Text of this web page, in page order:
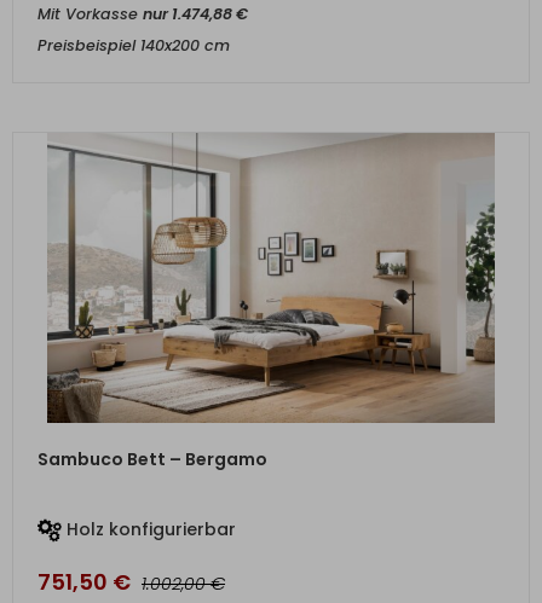
Mit Vorkasse nur1.474,88€
Preisbeispiel 140x200 cm
Sambuco Bett – Bergamo
Holz konfigurierbar
751,50 € 1.002,00€